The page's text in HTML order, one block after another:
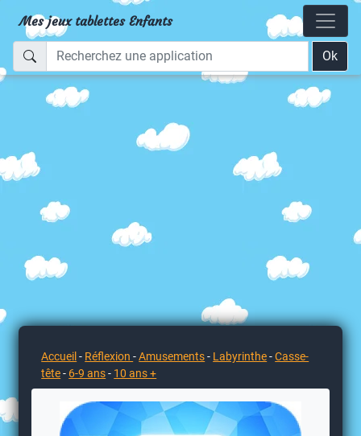
Mes jeux tablettes Enfants
Ok
Accueil - Réflexion-Amusements- Labyrinthe-Casse-
tête- 6-9 ans- 10 ans +